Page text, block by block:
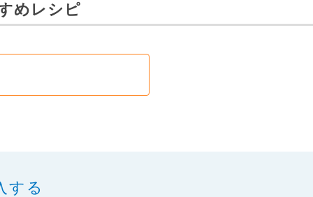
直接お問い合わせくださいますようお願いします。
、有用であり、安全であること。
めレシピ
する